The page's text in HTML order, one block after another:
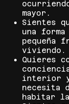
mayor.
Sientes
una
pequeña
viviendo.
Quieres
interior y
necesita
habitar